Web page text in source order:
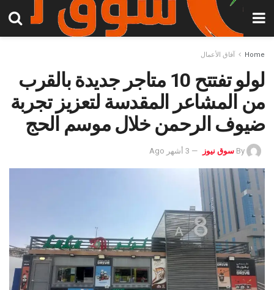
Home آفاق الأعمال
لولو تفتتح 10 متاجر جديدة بالقرب
من المشاعر المقدسة لتعزيز تجربة
ضيوف الرحمن خلال موسم الحج
By سوق نيوز 3 أشهر Ago